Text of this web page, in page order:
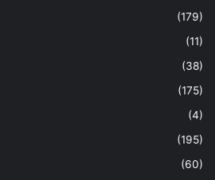
(179)
(11)
(38)
(175)
(4)
(195)
(60)